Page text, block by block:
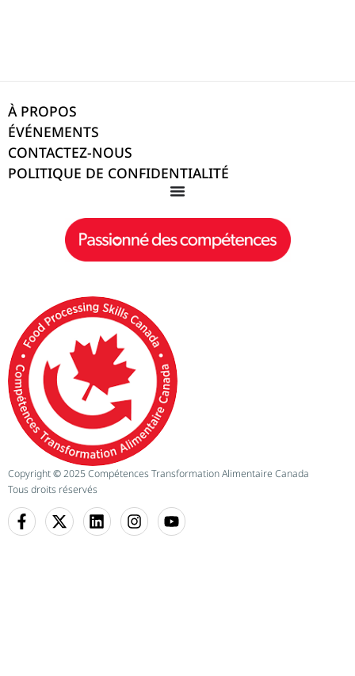
À PROPOS
ÉVÉNEMENTS
CONTACTEZ-NOUS
POLITIQUE DE CONFIDENTIALITÉ
Copyright©2025 Compétences Transformation Alimentaire Canada
Tous droits réservés